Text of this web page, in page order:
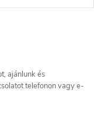
rönkmozgatást
ajánlunk és
telefonon vagy e-